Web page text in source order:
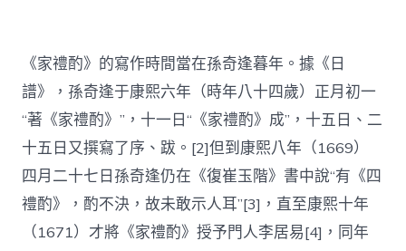
《家禮酌》的寫作時間當在孫奇逢暮年。據《日
譜》，孫奇逢于康熙六年（時年八十四歲）正月初一
“著《家禮酌》”，十一日“《家禮酌》成”，十五日、二
十五日又撰寫了序、跋。[2]但到康熙八年（1669）
四月二十七日孫奇逢仍在《復崔玉階》書中說“有《四
禮酌》，酌不決，故未敢示人耳”[3]，直至康熙十年
（1671）才將《家禮酌》授予門人李居易[4]，同年